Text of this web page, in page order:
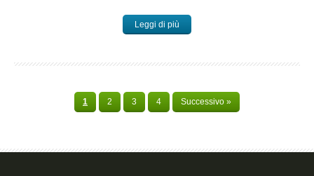
Leggi di più
1 2 3 4 Successivo »